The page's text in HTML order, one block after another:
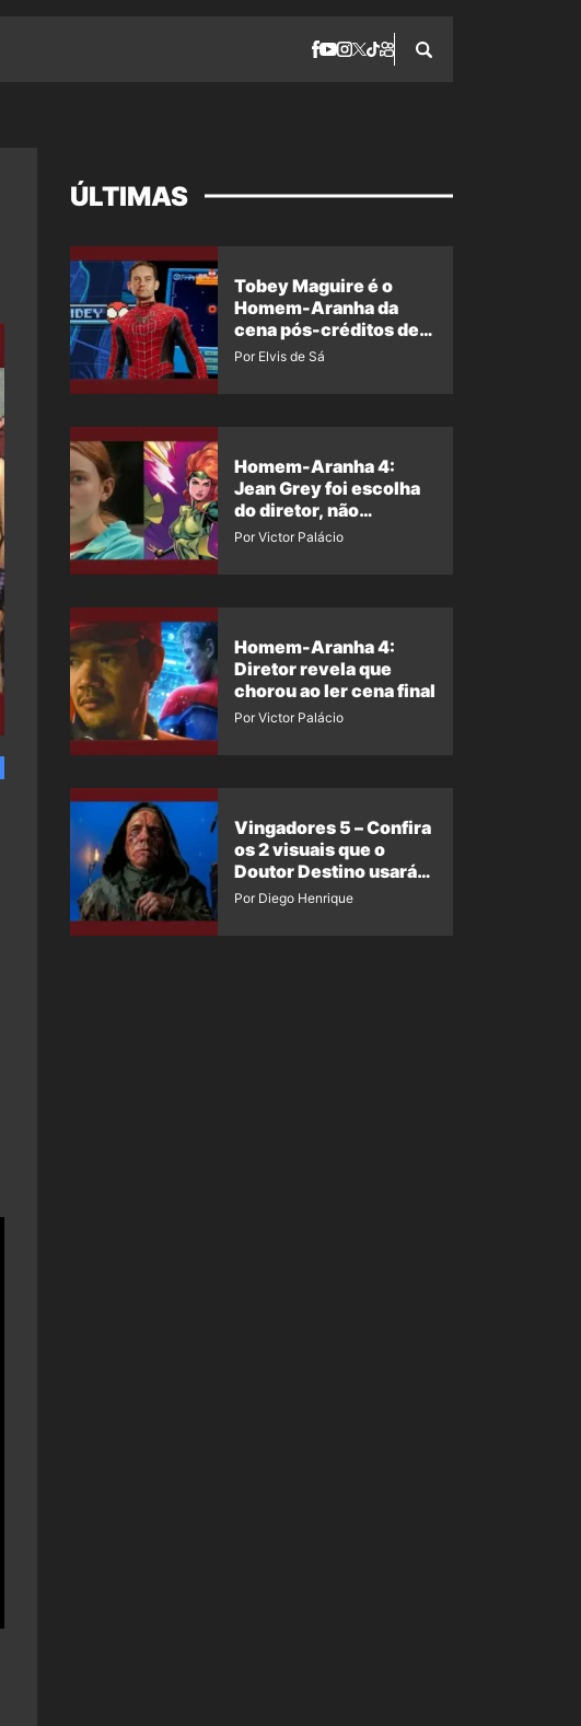
ÚLTIMAS
Tobey Maguire é o
Homem-Aranha da
cena pós-créditos de
Um Novo Dia?
Por Elvis de Sá
Homem-Aranha 4:
Jean Grey foi escolha
do diretor, não
imposição da Marvel
Por Victor Palácio
Homem-Aranha 4:
Diretor revela que
chorou ao ler cena final
Por Victor Palácio
Vingadores 5 – Confira
os 2 visuais que o
Doutor Destino usará
no filme
Por Diego Henrique